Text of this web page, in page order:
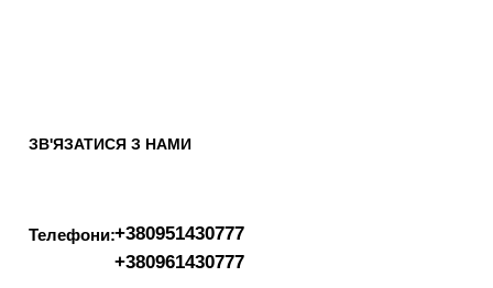
ЗВ'ЯЗАТИСЯ З НАМИ
Телефони:+380951430777
+380961430777